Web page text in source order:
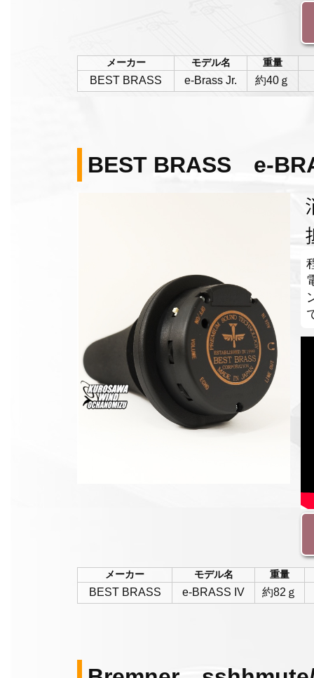
メーカー モデル名 重量
BEST BRASS e-Brass Jr. 約40ｇ
BEST BRASS e-
メーカー モデル名 重量
BEST BRASS e-BRASS IV 約82ｇ